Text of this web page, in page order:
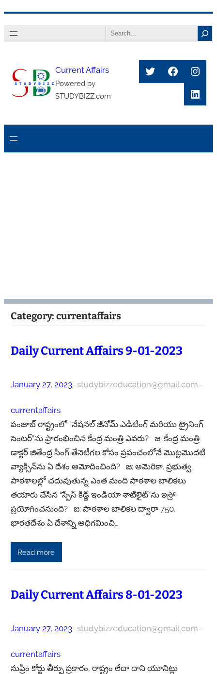
to
Search
Current Affairs
Powered by
STUDYBIZZ.com
Twitter
Category: currentaffairs
Daily Current Affairs 9-01-2023
January 27, 2023–studybizzeducation@gmail.com–
currentaffairs
పంజాబ్ రాష్ట్రంలో “నేషనల్ జీనోమ్ ఎడిటింగ్ మరియు ట్రైనింగ్
సెంటర్”ను ప్రారంభించిన కేంద్ర మంత్రి ఎవరు? జ: కేంద్ర మంత్రి
డాక్టర్ జితేంద్ర సింగ్ తేనెటీగల కోసం ప్రపంచంలోనే మొట్టమొదటి
వ్యాక్సిన్‌ను ఏ దేశం ఆమోదించింది? జ: అమెరికా. ప్రభుత్వ
పాఠశాలల్లో చదువుతున్న ఎంత మంది పాఠశాల బాలికలు
తయారు చేసిన “స్పేస్ కిడ్జ్ ఇండియా శాటిలైట్”ను ఇస్రో
ప్రయోగించనుంది? జ: పాఠశాల బాలికల ద్వారా 750.
భారతదేశం ఏ దేశాన్ని అధిగమించి…
Read more
Daily Current Affairs 8-01-2023
January 27, 2023–studybizzeducation@gmail.com–
currentaffairs
సుప్రీం కోర్టు తీర్పు ప్రకారం, రాష్ట్రం లేదా దాని యూనిట్లు